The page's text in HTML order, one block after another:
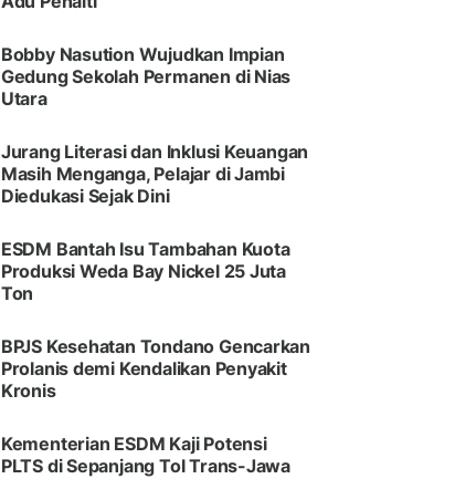
Bobby Nasution Wujudkan Impian
Gedung Sekolah Permanen di Nias
Utara
Jurang Literasi dan Inklusi Keuangan
Masih Menganga, Pelajar di Jambi
Diedukasi Sejak Dini
ESDM Bantah Isu Tambahan Kuota
Produksi Weda Bay Nickel 25 Juta
Ton
BPJS Kesehatan Tondano Gencarkan
Prolanis demi Kendalikan Penyakit
Kronis
Kementerian ESDM Kaji Potensi
PLTS di Sepanjang Tol Trans-Jawa